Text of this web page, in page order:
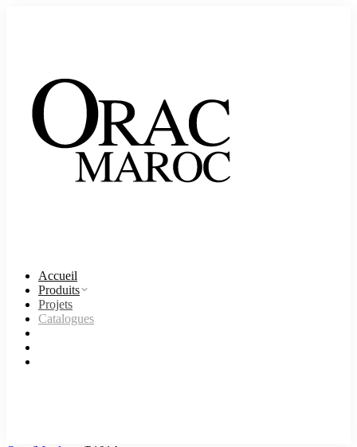
Accueil
Produits
Projets
Catalogues